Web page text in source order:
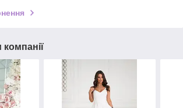
компанії